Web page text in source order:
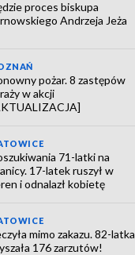
proces biskupa
Andrzeja Jeża
pożar. 8 zastępów
w akcji
71-latki na
17-latek ruszył w
i odnalazł kobietę
mimo zakazu. 82-latka
176 zarzutów!